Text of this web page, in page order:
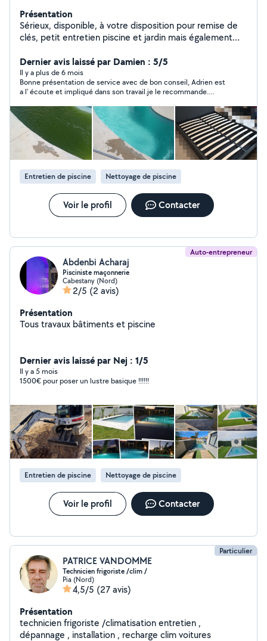
Présentation
Sérieux, disponible, à votre disposition pour remise de
clés, petit entretien piscine et jardin mais également
Dernier avis laissé par Damien : 5/5
Il y a plus de 6 mois
Bonne présentation de service avec de bon conseil, Adrien est
a l' écoute et impliqué dans son travail.je le recommande.
Entretien de piscine Nettoyage de piscine
Voir le profil Contacter
Auto-entrepreneur
Abdenbi Acharaj
Pisciniste maçonnerie
Cabestany (Nord)
2/5 (2 avis)
Présentation
Tous travaux bâtiments et piscine
Dernier avis laissé par Nej : 1/5
Il y a 5 mois
1500€ pour poser un lustre basique !!!!!!
Entretien de piscine Nettoyage de piscine
Voir le profil Contacter
Particulier
PATRICE VANDOMME
Technicien frigoriste /clim /
Pia (Nord)
4,5/5 (27 avis)
Présentation
technicien frigoriste /climatisation entretien ,
dépannage , installation , recharge clim voitures